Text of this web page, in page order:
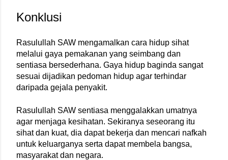
Konklusi
Rasulullah SAW mengamalkan cara hidup sihat
melalui gaya pemakanan yang seimbang dan
sentiasa bersederhana. Gaya hidup baginda sangat
sesuai dijadikan pedoman hidup agar terhindar
daripada gejala penyakit.
Rasulullah SAW sentiasa menggalakkan umatnya
agar menjaga kesihatan. Sekiranya seseorang itu
sihat dan kuat, dia dapat bekerja dan mencari nafkah
untuk keluarganya serta dapat membela bangsa,
masyarakat dan negara.